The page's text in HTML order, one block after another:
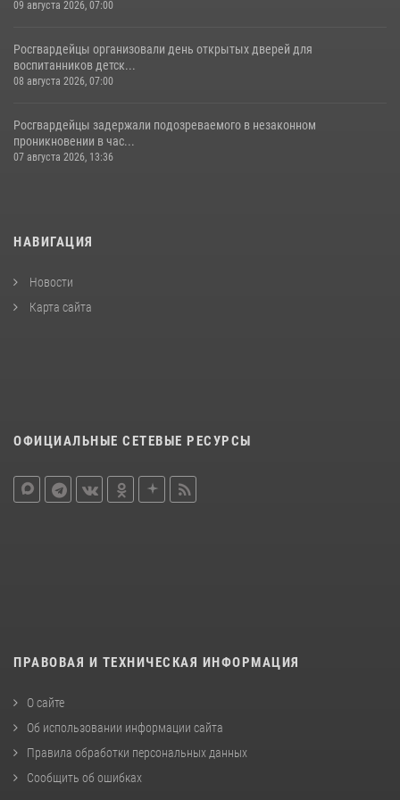
09 августа 2026, 07:00
Росгвардейцы организовали день открытых дверей для
воспитанников детск...
08 августа 2026, 07:00
Росгвардейцы задержали подозреваемого в незаконном
проникновении в час...
07 августа 2026, 13:36
НАВИГАЦИЯ
Новости
Карта сайта
ОФИЦИАЛЬНЫЕ СЕТЕВЫЕ РЕСУРСЫ
ПРАВОВАЯ И ТЕХНИЧЕСКАЯ ИНФОРМАЦИЯ
О сайте
Об использовании информации сайта
Правила обработки персональных данных
Сообщить об ошибках